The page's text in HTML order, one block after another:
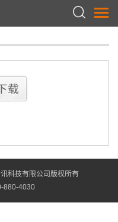
科技有限公司版权所有
880-4030